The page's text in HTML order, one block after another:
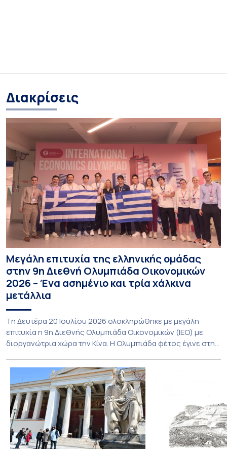
Διακρίσεις
Μεγάλη επιτυχία της ελληνικής ομάδας
στην 9η Διεθνή Ολυμπιάδα Οικονομικών
2026 – Ένα ασημένιο και τρία χάλκινα
μετάλλια
Τη Δευτέρα 20 Ιουλίου 2026 ολοκληρώθηκε με μεγάλη
επιτυχία η 9η Διεθνής Ολυμπιάδα Οικονομικών (ΙΕΟ) με
διοργανώτρια χώρα την Κίνα. Η Ολυμπιάδα φέτος έγινε στην
παρουσία αποστολές από 55 χώρες, αριθμός που αποτελεί
νέο ρεκόρ συμμετοχών. Για την Ελλάδα, η οποία συμμετείχε
για 8η συνεχόμενη φορά, […]